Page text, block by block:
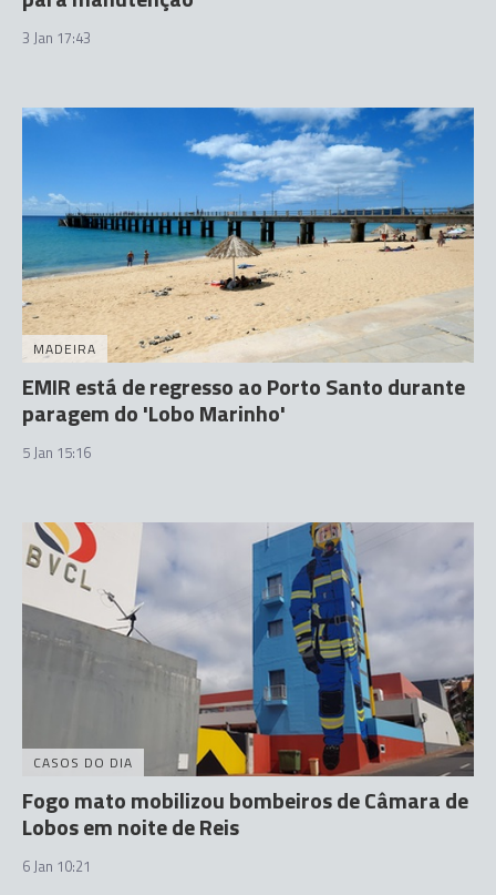
3 Jan 17:43
MADEIRA
EMIR está de regresso ao Porto Santo durante
paragem do 'Lobo Marinho'
5 Jan 15:16
CASOS DO DIA
Fogo mato mobilizou bombeiros de Câmara de
Lobos em noite de Reis
6 Jan 10:21